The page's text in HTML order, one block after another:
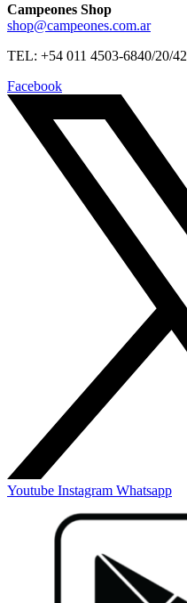
Campeones Shop
shop@campeones.com.ar
TEL: +54 011 4503-6840/20/42
Facebook
Youtube Instagram Whatsapp